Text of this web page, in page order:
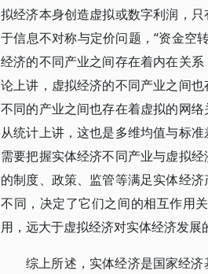
拟经济本身创造虚拟或数字利润，
于信息不对称与定价问题，“资金空
经济的不同产业之间存在着内在关
论上讲，虚拟经济的不同产业之间
不同的产业之间也存在着虚拟的网
从统计上讲，这也是多维均值与标
需要把握实体经济不同产业与虚拟
的制度、政策、监管等满足实体经
不同，决定了它们之间的相互作用
用，远大于虚拟经济对实体经济发展
综上所述，实体经济是国家经